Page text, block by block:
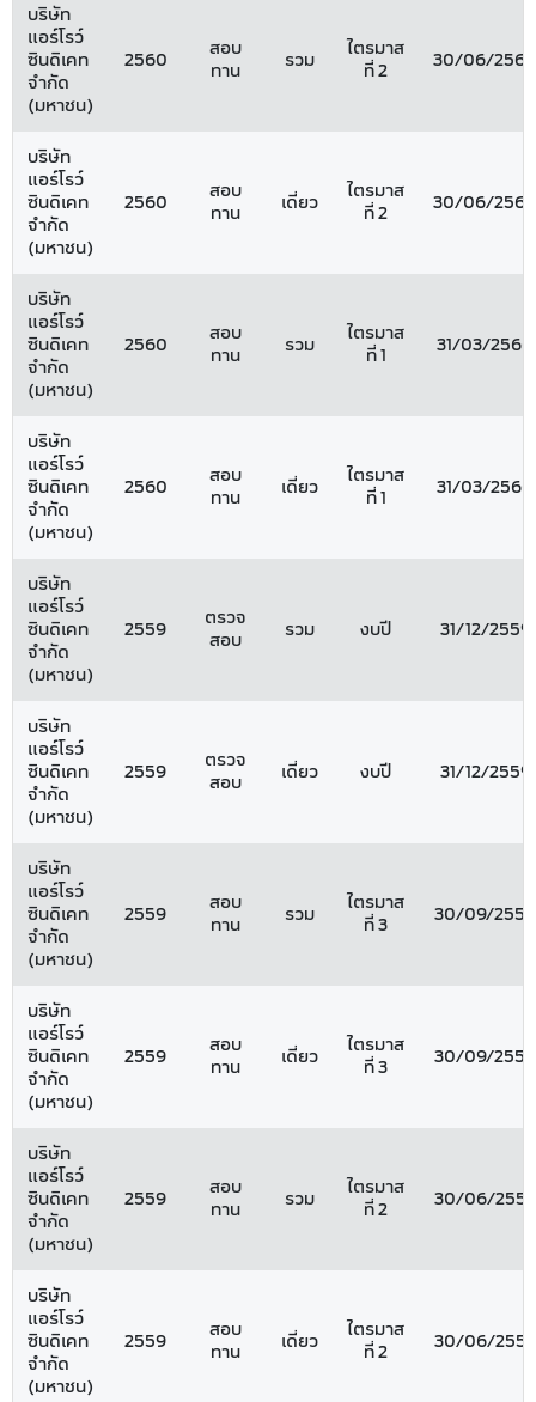
บริษัท
แอร์โรว์
ซินดิเคท
จำกัด
(มหาชน)
2560
สอบ
ทาน
รวม
ไตรมาส
ที่ 2
30/06/2560
บริษัท
แอร์โรว์
ซินดิเคท
จำกัด
(มหาชน)
2560
สอบ
ทาน
เดี่ยว
ไตรมาส
ที่ 2
30/06/2560
บริษัท
แอร์โรว์
ซินดิเคท
จำกัด
(มหาชน)
2560
สอบ
ทาน
รวม
ไตรมาส
ที่ 1
31/03/2560
บริษัท
แอร์โรว์
ซินดิเคท
จำกัด
(มหาชน)
2560
สอบ
ทาน
เดี่ยว
ไตรมาส
ที่ 1
31/03/2560
บริษัท
แอร์โรว์
ซินดิเคท
จำกัด
(มหาชน)
2559
ตรวจ
สอบ
รวม งบปี 31/12/2559
บริษัท
แอร์โรว์
ซินดิเคท
จำกัด
(มหาชน)
2559
ตรวจ
สอบ
เดี่ยว งบปี 31/12/2559
บริษัท
แอร์โรว์
ซินดิเคท
จำกัด
(มหาชน)
2559
สอบ
ทาน
รวม
ไตรมาส
ที่ 3
30/09/2559
บริษัท
แอร์โรว์
ซินดิเคท
จำกัด
(มหาชน)
2559
สอบ
ทาน
เดี่ยว
ไตรมาส
ที่ 3
30/09/2559
บริษัท
แอร์โรว์
ซินดิเคท
จำกัด
(มหาชน)
2559
สอบ
ทาน
รวม
ไตรมาส
ที่ 2
30/06/2559
บริษัท
แอร์โรว์
ซินดิเคท
จำกัด
(มหาชน)
2559
สอบ
ทาน
เดี่ยว
ไตรมาส
ที่ 2
30/06/2559